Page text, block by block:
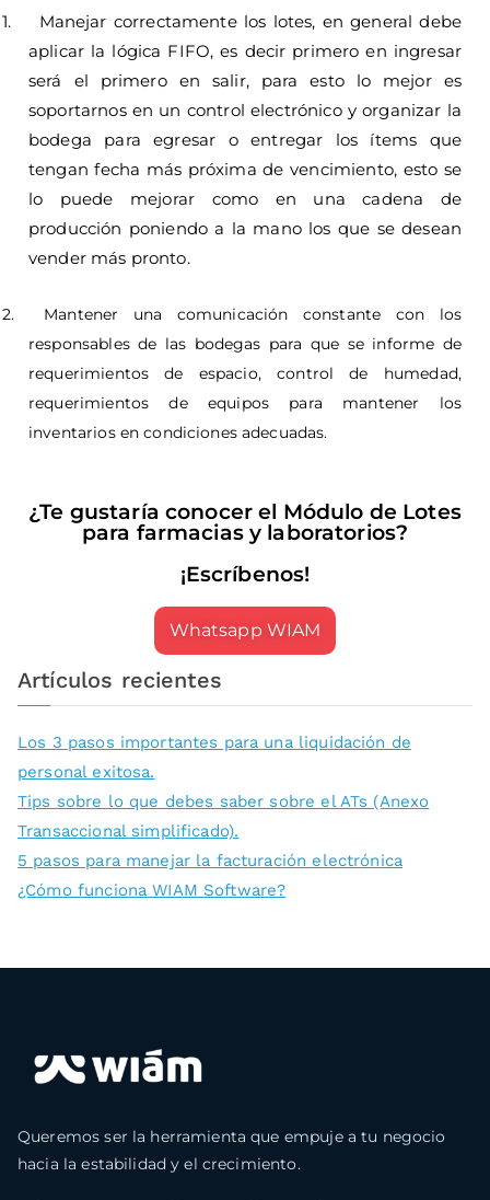
1.
Manejar correctamente los lotes, en general debe
aplicar la lógica FIFO, es decir primero en ingresar
será el primero en salir, para esto lo mejor es
soportarnos en un control electrónico y organizar la
bodega para egresar o entregar los ítems que
tengan fecha más próxima de vencimiento, esto se
lo puede mejorar como en una cadena de
producción poniendo a la mano los que se desean
vender más pronto.
2. Mantener una comunicación constante con los
responsables de las bodegas para que se informe de
requerimientos de espacio, control de humedad,
requerimientos de equipos para mantener los
inventarios en condiciones adecuadas.
¿Te gustaría conocer el Módulo de Lotes
para farmacias y laboratorios?
¡Escríbenos!
Whatsapp WIAM
Artículos recientes
Los 3 pasos importantes para una liquidación de
personal exitosa.
Tips sobre lo que debes saber sobre el ATs (Anexo
Transaccional simplificado).
5 pasos para manejar la facturación electrónica
¿Cómo funciona WIAM Software?
Queremos ser la herramienta que empuje a tu negocio
hacia la estabilidad y el crecimiento.